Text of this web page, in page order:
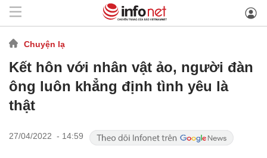
Chuyện lạ
Kết hôn với nhân vật ảo, người đàn
ông luôn khẳng định tình yêu là
thật
27/04/2022 - 14:59